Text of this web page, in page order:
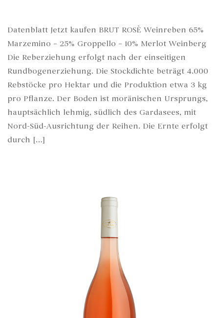
Datenblatt Jetzt kaufen BRUT ROSÈ Weinreben 65%
Marzemino – 25% Groppello – 10% Merlot Weinberg
Die Reberziehung erfolgt nach der einseitigen
Rundbogenerziehung. Die Stockdichte beträgt 4.000
Rebstöcke pro Hektar und die Produktion etwa 3 kg
pro Pflanze. Der Boden ist moränischen Ursprungs,
hauptsächlich lehmig, südlich des Gardasees, mit
Nord-Süd-Ausrichtung der Reihen. Die Ernte erfolgt
durch […]